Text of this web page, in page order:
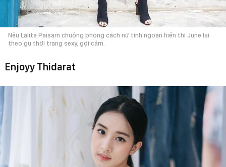
Nếu Lalita Paisarn chuộng phong cách nữ tính ngoan hiền thì June lại
theo gu thời trang sexy, gợi cảm.
Enjoyy Thidarat